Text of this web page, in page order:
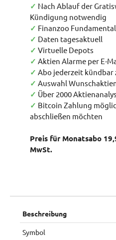
✓ Nach Ablauf der
Kündigung notwendig
✓ Finanzoo
✓ Daten tagesaktuell
✓ Virtuelle Depots
✓ Aktien Alarme per E-
✓ Abo jederzeit kündbar
✓ Auswahl
✓ Über 2000
✓ Bitcoin Zahlung
abschließen möchten
Preis für Monatsabo
MwSt.
Beschreibung
Symbol